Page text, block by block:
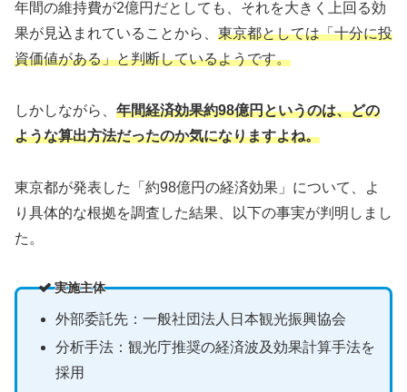
年間の維持費が2億円だとしても、それを大きく上回る効
果が見込まれていることから、 東京都としては「十分に投
資価値がある」と判断しているようです。
しかしながら、 年間経済効果約98億円というのは、どの
ような算出方法だったのか気になりますよね。
東京都が発表した「約98億円の経済効果」について、よ
り具体的な根拠を調査した結果、以下の事実が判明しまし
た。
実施主体
外部委託先：一般社団法人日本観光振興協会
分析手法：観光庁推奨の経済波及効果計算手法を
採用